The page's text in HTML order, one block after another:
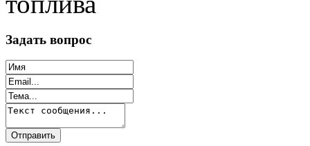
Задать вопрос